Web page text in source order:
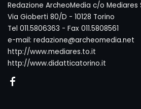
Redazione ArcheoMedia c/o Mediares
Via Gioberti 80/D - 10128 Torino
Tel 011.5806363 - Fax 011.5808561
e-mail: redazione@archeomedia.net
http://www.mediares.to.it
http://www.didatticatorino.it